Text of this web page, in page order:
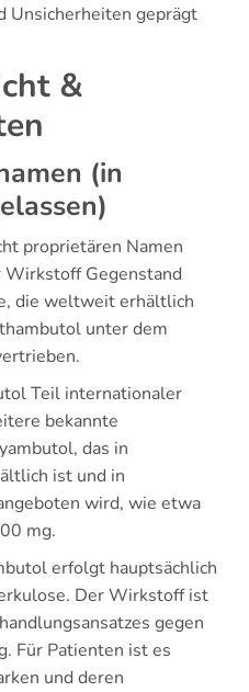
Unsicherheiten geprägt
&
(in
proprietären Namen
Gegenstand
die weltweit erhältlich
unter dem
Teil internationaler
bekannte
das in
ist und in
wird, wie etwa
mg.
erfolgt hauptsächlich
Der Wirkstoff ist
gegen
Für Patienten ist es
und deren